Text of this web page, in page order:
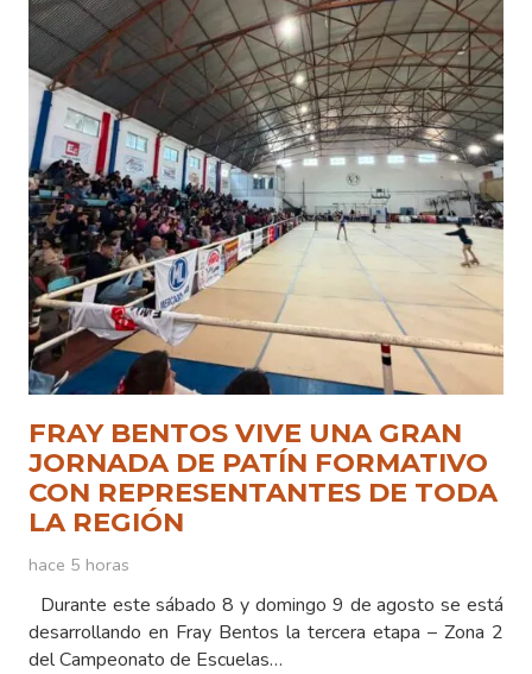
FRAY BENTOS VIVE UNA GRAN
JORNADA DE PATÍN FORMATIVO
CON REPRESENTANTES DE TODA
LA REGIÓN
hace 5 horas
Durante este sábado 8 y domingo 9 de agosto se está
desarrollando en Fray Bentos la tercera etapa – Zona 2
del Campeonato de Escuelas…